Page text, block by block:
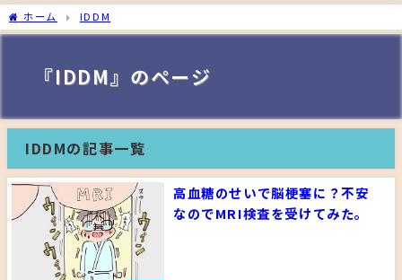
ホーム IDDM
『IDDM』のページ
IDDMの記事一覧
高血糖のせいで脳梗塞に？不安
なのでMRI検査を受けてみた。